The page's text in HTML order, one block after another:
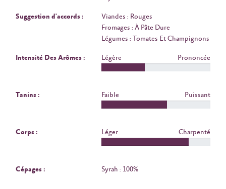
Suggestion d'accords :
Viandes : Rouges
Fromages : À Pâte Dure
Légumes : Tomates Et Champignons
Intensité Des Arômes : Légère Prononcée
Tanins : Faible Puissant
Corps : Léger Charpenté
Cépages : Syrah : 100%